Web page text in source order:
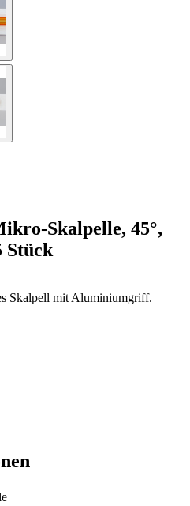
Skalpelle, 45°,
Skalpell mit Aluminiumgriff.